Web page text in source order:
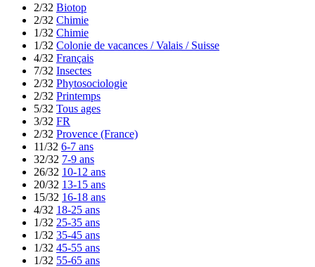
2/32 Biotop
2/32 Chimie
1/32 Chimie
1/32 Colonie de vacances / Valais / Suisse
4/32 Français
7/32 Insectes
2/32 Phytosociologie
2/32 Printemps
5/32 Tous ages
3/32 FR
2/32 Provence (France)
11/32 6-7 ans
32/32 7-9 ans
26/32 10-12 ans
20/32 13-15 ans
15/32 16-18 ans
4/32 18-25 ans
1/32 25-35 ans
1/32 35-45 ans
1/32 45-55 ans
1/32 55-65 ans